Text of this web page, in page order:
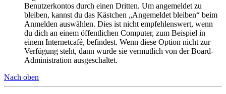
Benutzerkontos durch einen Dritten. Um angemeldet zu
bleiben, kannst du das Kästchen „Angemeldet bleiben“ beim
Anmelden auswählen. Dies ist nicht empfehlenswert, wenn
du dich an einem öffentlichen Computer, zum Beispiel in
einem Internetcafé, befindest. Wenn diese Option nicht zur
Verfügung steht, dann wurde sie vermutlich von der Board-
Administration ausgeschaltet.
Nach oben